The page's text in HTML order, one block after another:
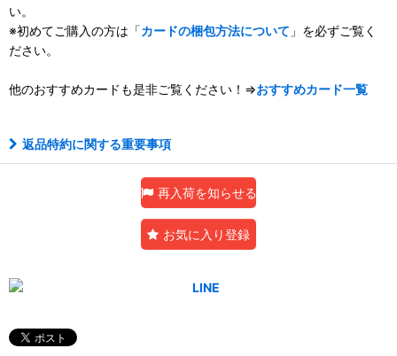
い。
※初めてご購入の方は「カードの梱包方法について 」を必ずご覧く
ださい。
他のおすすめカードも是非ご覧ください！⇒おすすめカード一覧
返品特約に関する重要事項
再入荷を知らせる
お気に入り登録